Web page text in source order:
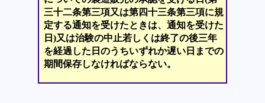
三十二条第三項又は第四十三条第三項に規
定する通知を受けたときは、通知を受けた
日)又は治験の中止若しくは終了の後三年
を経過した日のうちいずれか遅い日までの
期間保存しなければならない。